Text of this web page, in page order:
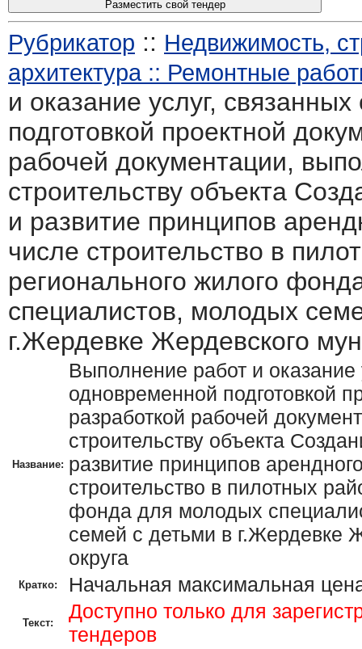
Разместить свой тендер
Рубрикатор :: Недвижимость,
архитектура :: Ремонтные
и оказание услуг,
подготовкой проектной
рабочей документации,
строительству объекта
и развитие принципов
числе строительство в
регионального жилого
специалистов, молодых
г.Жердевке Жердевского
Название:
Выполнение работ и оказание
одновременной подготовкой
разработкой рабочей
строительству объекта
развитие принципов
строительство в пилотных
фонда для молодых
семей с детьми в г.Жердевке
округа
Кратко: Начальная максимальная
Текст:
Доступно только для
тендеров